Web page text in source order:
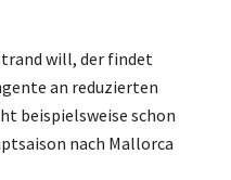
will, der findet
an reduzierten
beispielsweise schon
nach Mallorca